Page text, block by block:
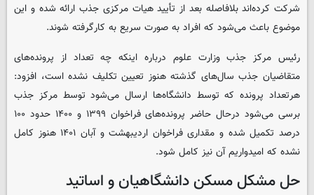
شرکت کرده‌اند بلافاصله بعد از تأیید هیات مرکزی جذب ارائه شده و این
موضوع باعث می‌شود که افراد به صورت سریع به کارگرفته شوند.
رئیس مرکز جذب وزارت علوم درباره اینکه چه تعداد از پرونده‌های
متقاضیان جذب سال‌های گذشته هنوز تعیین تکلیف نشده است، افزود:
هرتعداد پرونده که توسط دانشگاه‌ها ارسال می‌شود توسط مرکز جذب
برسی می‌شود درحال حاضر پرونده‌های فراخوان ۱۳۹۹ و ۱۴۰۰ حدود ۱۰۰
درصد تکمیل شده و مقداری فراخوان اردیبهشت و آبان ۱۴۰۱ هنوز کامل
نشده که امیدواریم آن نیز کامل شود.
حل مشکل مسکن دانشگاهیان و اساتید